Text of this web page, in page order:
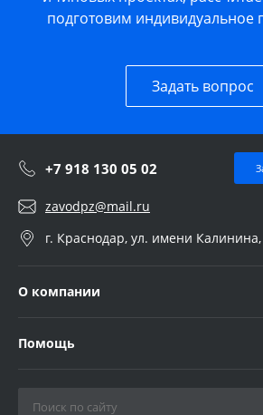
подготовим индивидуальное
Задать вопрос
+7 918 130 05 02
zavodpz@mail.ru
г. Краснодар, ул. имени
О компании
Помощь